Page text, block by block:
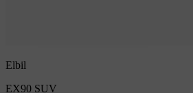
Elbil
EX90 SUV